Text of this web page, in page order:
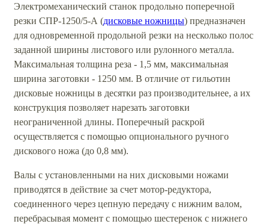
Электромеханический станок продольно поперечной
резки СПР-1250/5-А (дисковые ножницы) предназначен
для одновременной продольной резки на несколько полос
заданной ширины листового или рулонного металла.
Максимальная толщина реза - 1,5 мм, максимальная
ширина заготовки - 1250 мм. В отличие от гильотин
дисковые ножницы в десятки раз производительнее, а их
конструкция позволяет нарезать заготовки
неограниченной длины. Поперечный раскрой
осуществляется с помощью опционального ручного
дискового ножа (до 0,8 мм).
Валы с установленными на них дисковыми ножами
приводятся в действие за счет мотор-редуктора,
соединенного через цепную передачу с нижним валом,
перебрасывая момент с помощью шестеренок с нижнего